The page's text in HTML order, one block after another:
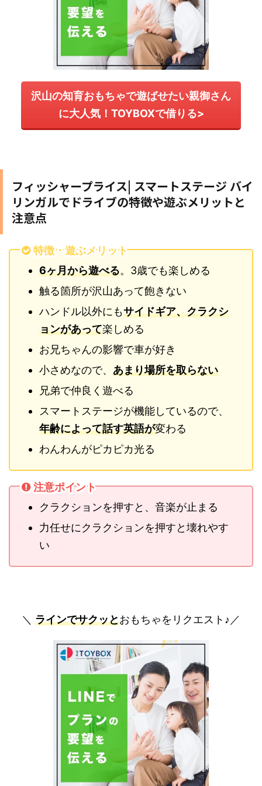
沢山の知育おもちゃで遊ばせたい親御さん
に大人気！TOYBOXで借りる>
フィッシャープライス| スマートステージ バイ
リンガルでドライブの特徴や遊ぶメリットと
注意点
特徴・遊ぶメリット
6ヶ月から遊べる。3歳でも楽しめる
触る箇所が沢山あって飽きない
ハンドル以外にもサイドギア、クラクシ
ョンがあって楽しめる
お兄ちゃんの影響で車が好き
小さめなので、 あまり場所を取らない
兄弟で仲良く遊べる
スマートステージが機能しているので、
年齢によって話す英語が変わる
わんわんがピカピカ光る
注意ポイント
クラクションを押すと、音楽が止まる
力任せにクラクションを押すと壊れやす
い
＼ ラインでサクッとおもちゃをリクエスト♪／